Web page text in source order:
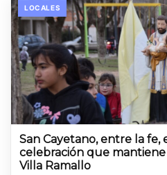
LOCALES
San Cayetano, entre la fe,
celebración que
Villa Ramallo